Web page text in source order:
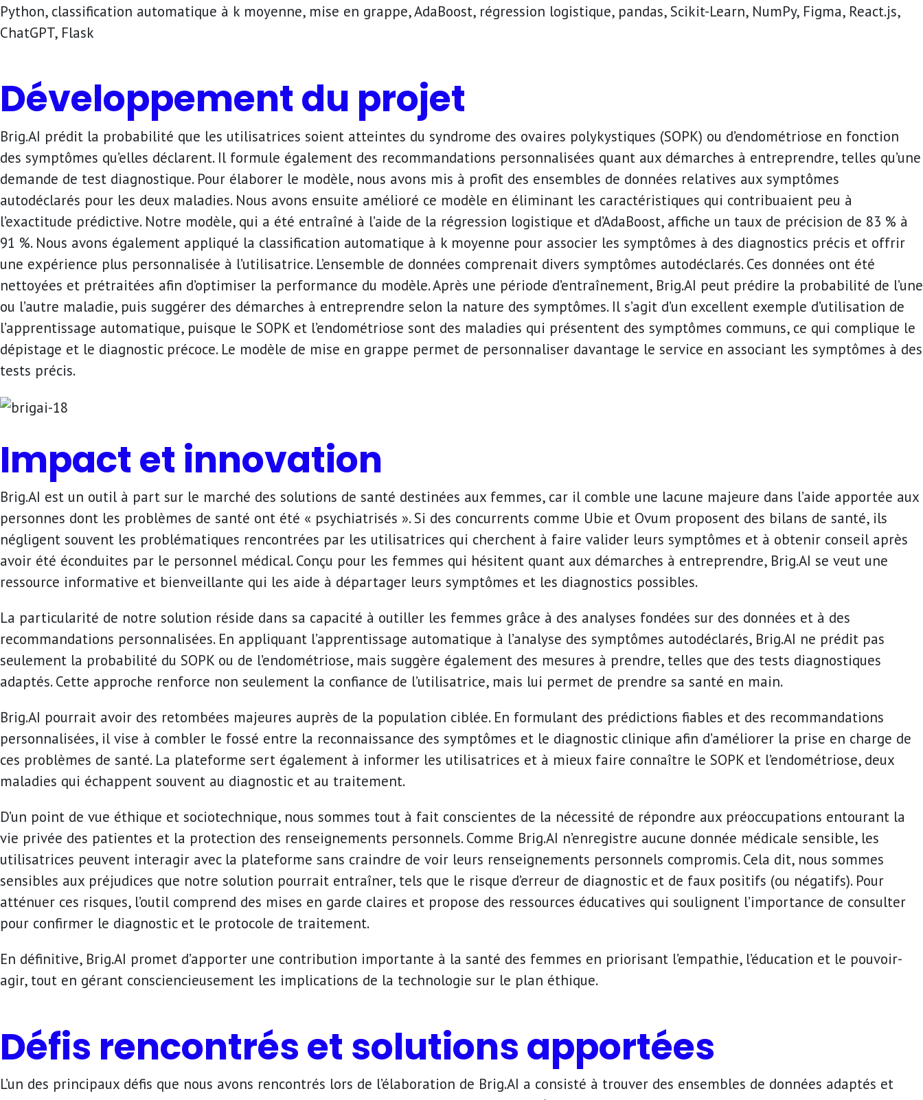
Python, classification automatique à k moyenne, mise en grappe, AdaBoost, régression logistique, pandas, Scikit-Learn, NumPy, Figma, React.js,
ChatGPT, Flask
Développement du projet
Brig.AI prédit la probabilité que les utilisatrices soient atteintes du syndrome des ovaires polykystiques (SOPK) ou d’endométriose en fonction
des symptômes qu’elles déclarent. Il formule également des recommandations personnalisées quant aux démarches à entreprendre, telles qu’une
demande de test diagnostique. Pour élaborer le modèle, nous avons mis à profit des ensembles de données relatives aux symptômes
autodéclarés pour les deux maladies. Nous avons ensuite amélioré ce modèle en éliminant les caractéristiques qui contribuaient peu à
l’exactitude prédictive. Notre modèle, qui a été entraîné à l’aide de la régression logistique et d’AdaBoost, affiche un taux de précision de 83 % à
91 %. Nous avons également appliqué la classification automatique à k moyenne pour associer les symptômes à des diagnostics précis et offrir
une expérience plus personnalisée à l’utilisatrice. L’ensemble de données comprenait divers symptômes autodéclarés. Ces données ont été
nettoyées et prétraitées afin d’optimiser la performance du modèle. Après une période d’entraînement, Brig.AI peut prédire la probabilité de l’une
ou l’autre maladie, puis suggérer des démarches à entreprendre selon la nature des symptômes. Il s’agit d’un excellent exemple d’utilisation de
l’apprentissage automatique, puisque le SOPK et l’endométriose sont des maladies qui présentent des symptômes communs, ce qui complique le
dépistage et le diagnostic précoce. Le modèle de mise en grappe permet de personnaliser davantage le service en associant les symptômes à des
tests précis.
Impact et innovation
Brig.AI est un outil à part sur le marché des solutions de santé destinées aux femmes, car il comble une lacune majeure dans l’aide apportée aux
personnes dont les problèmes de santé ont été « psychiatrisés ». Si des concurrents comme Ubie et Ovum proposent des bilans de santé, ils
négligent souvent les problématiques rencontrées par les utilisatrices qui cherchent à faire valider leurs symptômes et à obtenir conseil après
avoir été éconduites par le personnel médical. Conçu pour les femmes qui hésitent quant aux démarches à entreprendre, Brig.AI se veut une
ressource informative et bienveillante qui les aide à départager leurs symptômes et les diagnostics possibles.
La particularité de notre solution réside dans sa capacité à outiller les femmes grâce à des analyses fondées sur des données et à des
recommandations personnalisées. En appliquant l’apprentissage automatique à l’analyse des symptômes autodéclarés, Brig.AI ne prédit pas
seulement la probabilité du SOPK ou de l’endométriose, mais suggère également des mesures à prendre, telles que des tests diagnostiques
adaptés. Cette approche renforce non seulement la confiance de l’utilisatrice, mais lui permet de prendre sa santé en main.
Brig.AI pourrait avoir des retombées majeures auprès de la population ciblée. En formulant des prédictions fiables et des recommandations
personnalisées, il vise à combler le fossé entre la reconnaissance des symptômes et le diagnostic clinique afin d’améliorer la prise en charge de
ces problèmes de santé. La plateforme sert également à informer les utilisatrices et à mieux faire connaître le SOPK et l’endométriose, deux
maladies qui échappent souvent au diagnostic et au traitement.
D’un point de vue éthique et sociotechnique, nous sommes tout à fait conscientes de la nécessité de répondre aux préoccupations entourant la
vie privée des patientes et la protection des renseignements personnels. Comme Brig.AI n’enregistre aucune donnée médicale sensible, les
utilisatrices peuvent interagir avec la plateforme sans craindre de voir leurs renseignements personnels compromis. Cela dit, nous sommes
sensibles aux préjudices que notre solution pourrait entraîner, tels que le risque d’erreur de diagnostic et de faux positifs (ou négatifs). Pour
atténuer ces risques, l’outil comprend des mises en garde claires et propose des ressources éducatives qui soulignent l’importance de consulter
pour confirmer le diagnostic et le protocole de traitement.
En définitive, Brig.AI promet d’apporter une contribution importante à la santé des femmes en priorisant l’empathie, l’éducation et le pouvoir-
agir, tout en gérant consciencieusement les implications de la technologie sur le plan éthique.
Défis rencontrés et solutions apportées
L’un des principaux défis que nous avons rencontrés lors de l’élaboration de Brig.AI a consisté à trouver des ensembles de données adaptés et